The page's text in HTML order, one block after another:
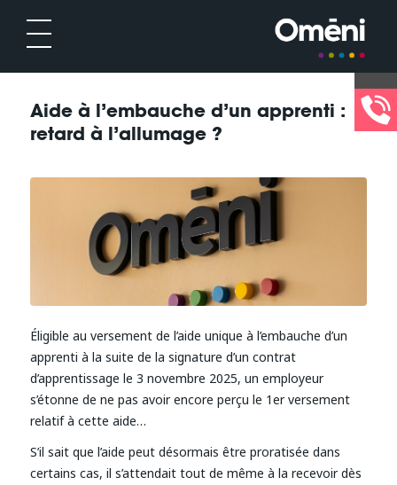
Aide à l’embauche d’un apprenti :
retard à l’allumage ?
Éligible au versement de l’aide unique à l’embauche d’un
apprenti à la suite de la signature d’un contrat
d’apprentissage le 3 novembre 2025, un employeur
s’étonne de ne pas avoir encore perçu le 1er versement
relatif à cette aide…
S’il sait que l’aide peut désormais être proratisée dans
certains cas, il s’attendait tout de même à la recevoir dès